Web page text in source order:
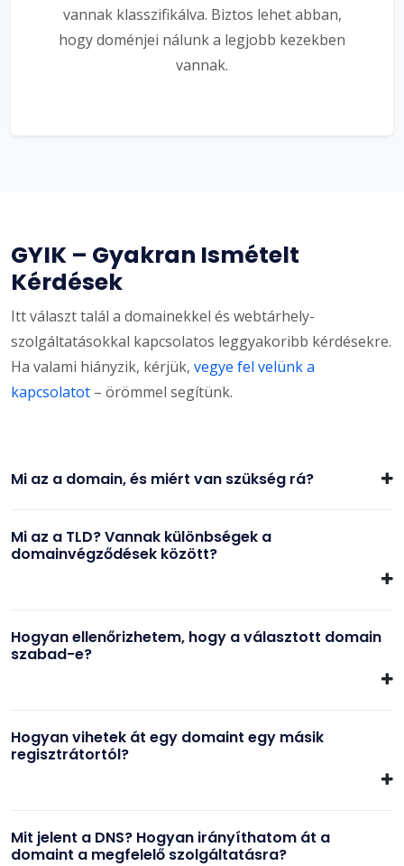
vannak klasszifikálva. Biztos lehet abban,
hogy doménjei nálunk a legjobb kezekben
vannak.
GYIK – Gyakran Ismételt
Kérdések
Itt választ talál a domainekkel és webtárhely-
szolgáltatásokkal kapcsolatos leggyakoribb kérdésekre.
Ha valami hiányzik, kérjük, vegye fel velünk a
kapcsolatot – örömmel segítünk.
Mi az a domain, és miért van szükség rá?
Mi az a TLD? Vannak különbségek a
domainvégződések között?
Hogyan ellenőrizhetem, hogy a választott domain
szabad-e?
Hogyan vihetek át egy domaint egy másik
regisztrátortól?
Mit jelent a DNS? Hogyan irányíthatom át a
domaint a megfelelő szolgáltatásra?